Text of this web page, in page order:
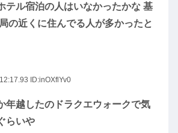
テル宿泊の人はいなかったかな 基
の近くに住んでる人が多かったと
ID:inOXflYv0
年越したのドラクエウォークで気
らいや